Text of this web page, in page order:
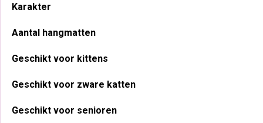
Karakter
Aantal hangmatten
Geschikt voor kittens
Geschikt voor zware katten
Geschikt voor senioren